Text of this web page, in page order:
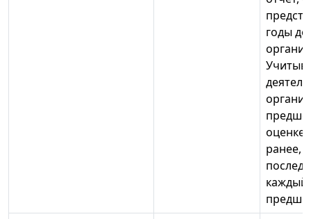
годы
оценке
ранее,
каждый